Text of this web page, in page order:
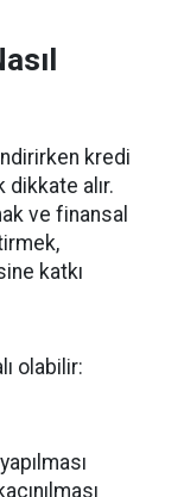
kredi
alır.
ve finansal
katkı
olabilir: